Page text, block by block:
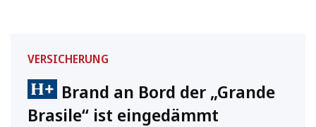
VERSICHERUNG
Brand an Bord der „Grande
Brasile“ ist eingedämmt